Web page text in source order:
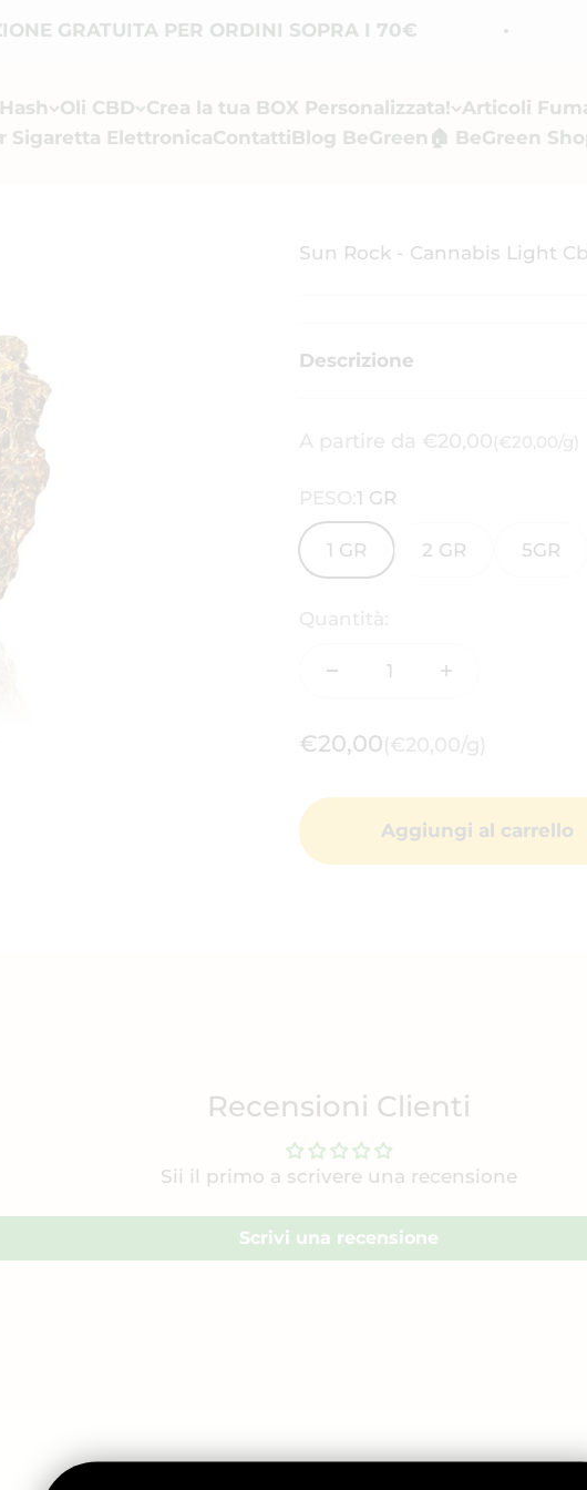
GRATUITA PER ORDINI SOPRA I 70€
Hash Oli CBD Crea la tua BOX Personalizzata! Articoli
Sigaretta ElettronicaContattiBlog BeGreen 🏠 BeGreen
Sun Rock - Cannabis Light
Descrizione
Prezzo scontato
A partire da €20,00(€20,00/g)
PESO: 1 GR
1 GR 2 GR 5GR
Quantità:
Prezzo scontato
€20,00(€20,00/g)
Aggiungi al carrello
Recensioni Clienti
Sii il primo a scrivere una recensione
Scrivi una recensione